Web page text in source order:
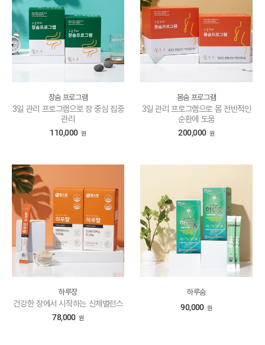
장숨 프로그램
3일 관리 프로그램으로 장 중심 집중
관리
110,000 원
몸숨 프로그램
3일 관리 프로그램으로 몸 전반적인
순환에 도움
200,000 원
하루장
건강한 장에서 시작하는 신체밸런스
78,000 원
하루숨
90,000 원